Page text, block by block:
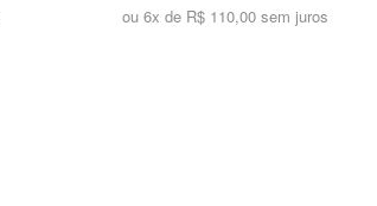
ou 6x de R$ 110,00 sem juros